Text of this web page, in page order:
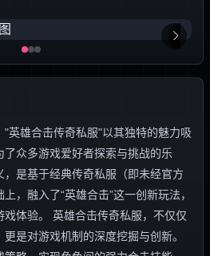
英雄合击传奇私服"以其独特的魅力吸
众多游戏爱好者探索与挑战的乐
，是基于经典传奇私服（即未经官方
，融入了“英雄合击”这一创新玩法，
体验。 英雄合击传奇私服，不仅仅
是对游戏机制的深度挖掘与创新。